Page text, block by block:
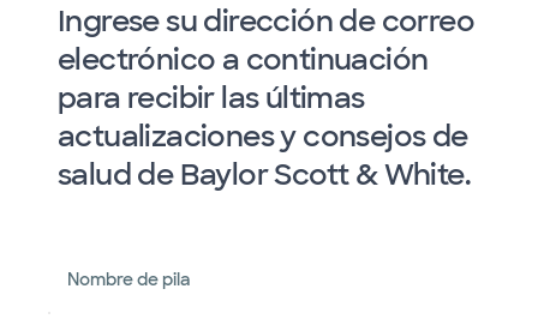
Ingrese su dirección de correo
electrónico a continuación
para recibir las últimas
actualizaciones y consejos de
salud de Baylor Scott & White.
Nombre de pila